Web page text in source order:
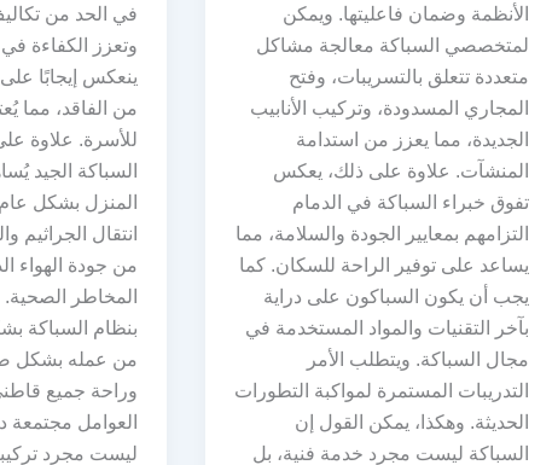
الأنظمة وضمان فاعليتها. ويمكن
لمتخصصي السباكة معالجة مشاكل
متعددة تتعلق بالتسريبات، وفتح
المجاري المسدودة، وتركيب الأنابيب
الجديدة، مما يعزز من استدامة
المنشآت. علاوة على ذلك، يعكس
تفوق خبراء السباكة في الدمام
التزامهم بمعايير الجودة والسلامة، مما
يساعد على توفير الراحة للسكان. كما
يجب أن يكون السباكون على دراية
بآخر التقنيات والمواد المستخدمة في
مجال السباكة. ويتطلب الأمر
التدريبات المستمرة لمواكبة التطورات
الحديثة. وهكذا، يمكن القول إن
السباكة ليست مجرد خدمة فنية، بل
في الحد من
وتعزز الكفاءة في
ينعكس إيجابًا على
من الفاقد، مما
للأسرة. علاوة
السباكة الجيد
المنزل بشكل
انتقال الجراثيم
من جودة الهواء
المخاطر الصحية.
بنظام السباكة
من عمله بشكل
وراحة جميع
العوامل مجتمعة
ليست مجرد